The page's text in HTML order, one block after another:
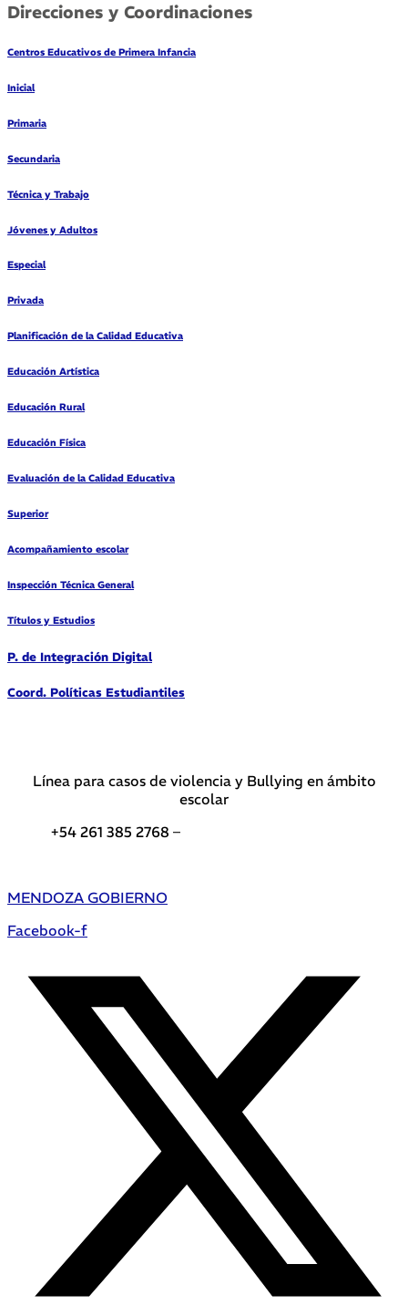
Direcciones y Coordinaciones
Centros Educativos de Primera Infancia
Inicial
Primaria
Secundaria
Técnica y Trabajo
Jóvenes y Adultos
Especial
Privada
Planificación de la Calidad Educativa
Educación Artística
Educación Rural
Educación Física
Evaluación de la Calidad Educativa
Superior
Acompañamiento escolar
Inspección Técnica General
Títulos y Estudios
P. de Integración Digital
Coord. Políticas Estudiantiles
Línea para casos de violencia y Bullying en ámbito
escolar
+54 261 385 2768 –
MENDOZA GOBIERNO
Facebook-f